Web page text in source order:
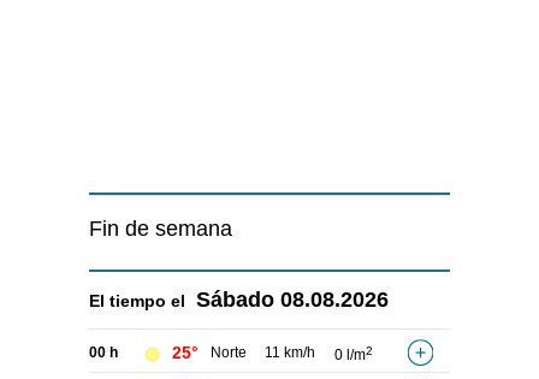
Fin de semana
El tiempo el Sábado 08.08.2026
00 h 25° Norte 11 km/h 0 l/m2